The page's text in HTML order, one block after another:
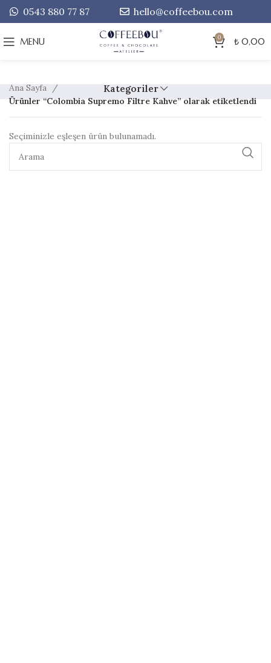
0543 880 77 87 hello@coffeebou.com
MENU 0 ₺ 0,00
Kategoriler
Ana Sayfa
Ürünler “Colombia Supremo Filtre Kahve” olarak etiketlendi
Seçiminizle eşleşen ürün bulunamadı.